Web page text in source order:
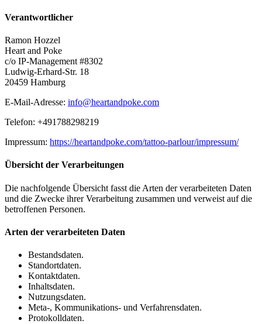
Verantwortlicher
Ramon Hozzel
Heart and Poke
c/o IP-Management #8302
Ludwig-Erhard-Str. 18
20459 Hamburg
E-Mail-Adresse: info@heartandpoke.com
Telefon: +491788298219
Impressum: https://heartandpoke.com/tattoo-parlour/impressum/
Übersicht der Verarbeitungen
Die nachfolgende Übersicht fasst die Arten der verarbeiteten Daten
und die Zwecke ihrer Verarbeitung zusammen und verweist auf die
betroffenen Personen.
Arten der verarbeiteten Daten
Bestandsdaten.
Standortdaten.
Kontaktdaten.
Inhaltsdaten.
Nutzungsdaten.
Meta-, Kommunikations- und Verfahrensdaten.
Protokolldaten.